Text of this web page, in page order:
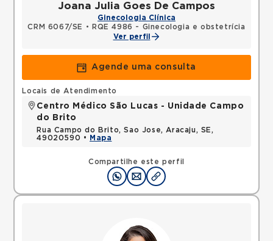
Joana Julia Goes De Campos
Ginecologia Clínica
CRM 6067/SE
•
RQE 4986 - Ginecologia e obstetrícia
Ver perfil
Agende uma consulta
Compartilhe este perfil
Locais de Atendimento
Centro Médico São Lucas - Unidade Campo
do Brito
Rua Campo do Brito, Sao Jose, Aracaju, SE,
49020590 •
Mapa